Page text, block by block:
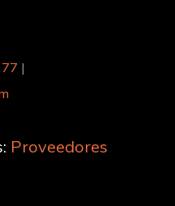
|
Proveedores